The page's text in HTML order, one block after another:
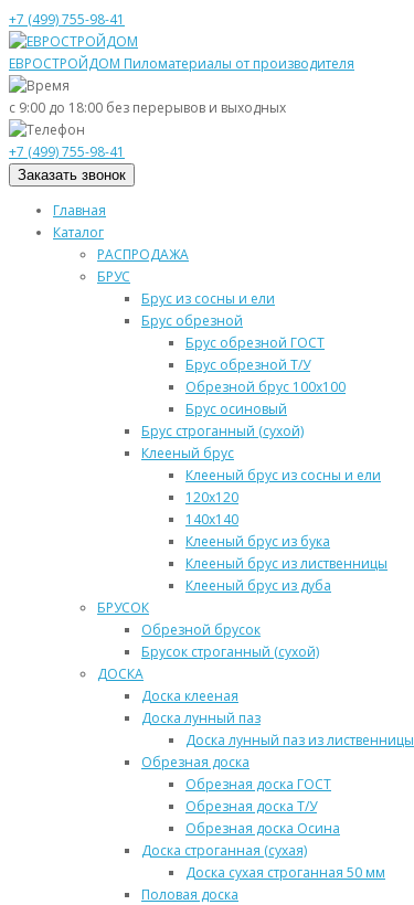
+7 (499) 755-98-41
ЕВРОСТРОЙДОМ Пиломатериалы от производителя
с 9:00 до 18:00 без перерывов и выходных
+7 (499) 755-98-41
Заказать звонок
Главная
Каталог
РАСПРОДАЖА
БРУС
Брус из сосны и ели
Брус обрезной
Брус обрезной ГОСТ
Брус обрезной Т/У
Обрезной брус 100х100
Брус осиновый
Брус строганный (сухой)
Клееный брус
Клееный брус из сосны и ели
120х120
140х140
Клееный брус из бука
Клееный брус из лиственницы
Клееный брус из дуба
БРУСОК
Обрезной брусок
Брусок строганный (сухой)
ДОСКА
Доска клееная
Доска лунный паз
Доска лунный паз из лиственницы
Обрезная доска
Обрезная доска ГОСТ
Обрезная доска Т/У
Обрезная доска Осина
Доска строганная (сухая)
Доска сухая строганная 50 мм
Половая доска